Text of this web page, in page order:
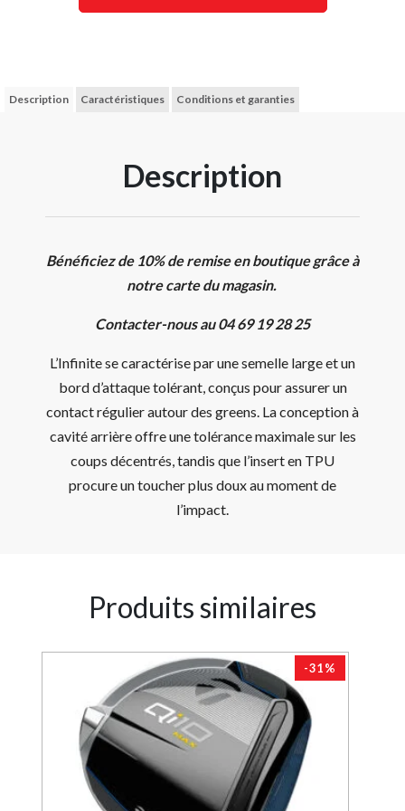
Description Caractéristiques Conditions et garanties
Description
Bénéficiez de 10% de remise en boutique grâce à
notre carte du magasin.
Contacter-nous au 04 69 19 28 25
L’Infinite se caractérise par une semelle large et un
bord d’attaque tolérant, conçus pour assurer un
contact régulier autour des greens. La conception à
cavité arrière offre une tolérance maximale sur les
coups décentrés, tandis que l’insert en TPU
procure un toucher plus doux au moment de
l’impact.
Produits similaires
-31%